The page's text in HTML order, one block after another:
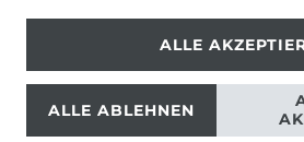
© Copyright 2026 | Alle Rechte
ALLE
ALLE ABLEHNEN